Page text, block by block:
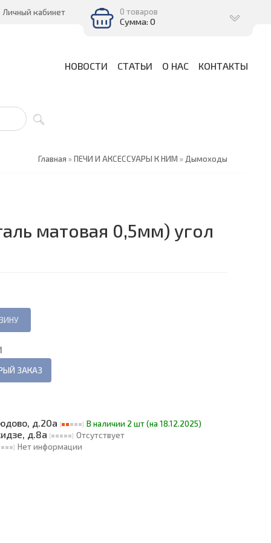
Личный кабинет 0 товаров
Сумма: 0
НОВОСТИ СТАТЬИ О НАС КОНТАКТЫ
Главная »ПЕЧИ И АКСЕССУАРЫ К НИМ » Дымоходы
матовая 0,5мм) угол
ЗАКАЗ
д.20а
В наличии 2 шт (на 18.12.2025)
д.8а Отсутствует
Нет информации